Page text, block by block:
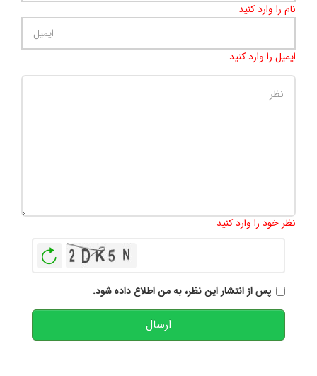
نام را وارد کنید
ایمیل را وارد کنید
نظر خود را وارد کنید
پس از انتشار این نظر، به من اطلاع داده شود.
ارسال